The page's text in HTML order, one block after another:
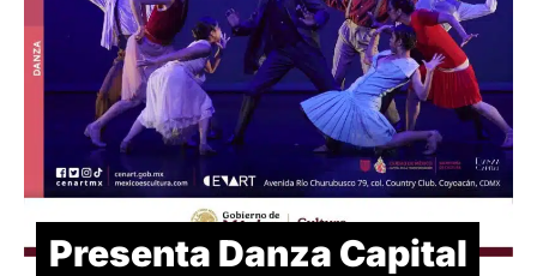
Presenta Danza Capital